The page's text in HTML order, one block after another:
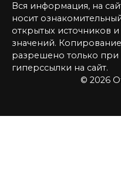
Вся информация, на
носит
открытых источников и
значений.
разрешено только при
гиперссылки на сайт.
© 2026